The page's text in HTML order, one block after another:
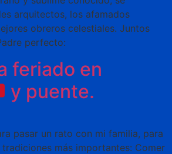
arquitectos, los afamados
obreros celestiales. Juntos
perfecto:
feriado en
y puente.
pasar un rato con mi familia, para
más importantes: Comer